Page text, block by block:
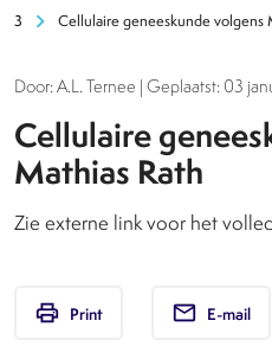
3
chevron_right Cellulaire geneeskunde volgens
Door: A.L. Ternee | Geplaatst: 03
Cellulaire
Mathias Rath
Zie externe link voor het
print Print email E-mail